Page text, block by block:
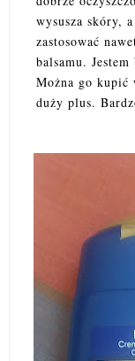
wysusza skóry,
zastosować
balsamu.
Można go kupić
duży plus.